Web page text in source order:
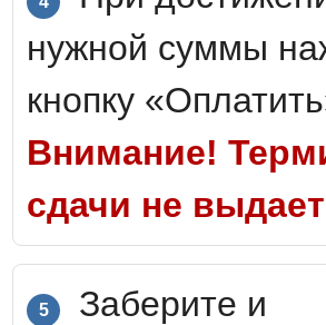
нужной суммы
кнопку
Внимание!
сдачи не
5
Заберите и